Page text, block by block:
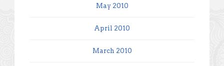
May 2010
April 2010
March 2010